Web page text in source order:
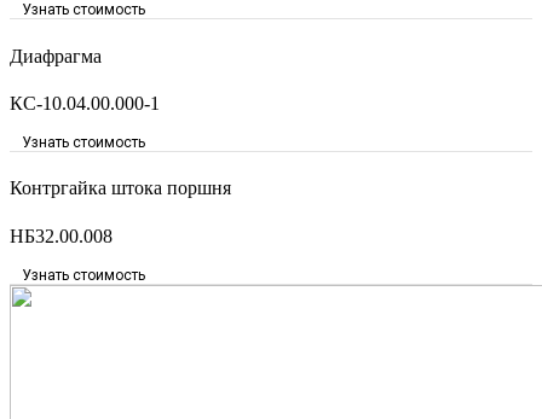
Узнать стоимость
Диафрагма
КС-10.04.00.000-1
Узнать стоимость
Контргайка штока поршня
НБ32.00.008
Узнать стоимость